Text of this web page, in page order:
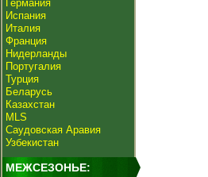
Германия
Испания
Италия
Франция
Нидерланды
Португалия
Турция
Беларусь
Казахстан
MLS
Саудовская Аравия
Узбекистан
МЕЖСЕЗОНЬЕ: